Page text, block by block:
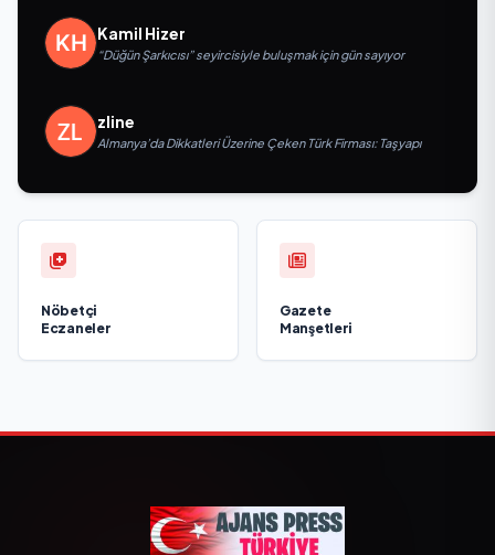
Kamil Hizer
“Düğün Şarkıcısı” seyircisiyle buluşmak için gün sayıyor
zline
Almanya’da Dikkatleri Üzerine Çeken Türk Firması: Taşyapı
Nöbetçi
Eczaneler
Gazete
Manşetleri